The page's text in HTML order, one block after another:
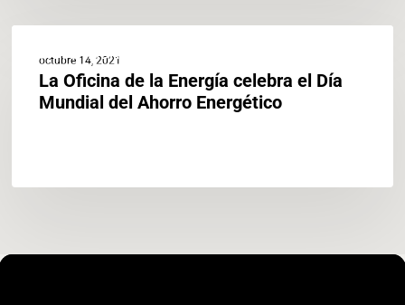
ACTUALIDAD
Oficinaoctubre 14, 2021
La Oficina de la Energía celebra el Día
Mundial del Ahorro Energético